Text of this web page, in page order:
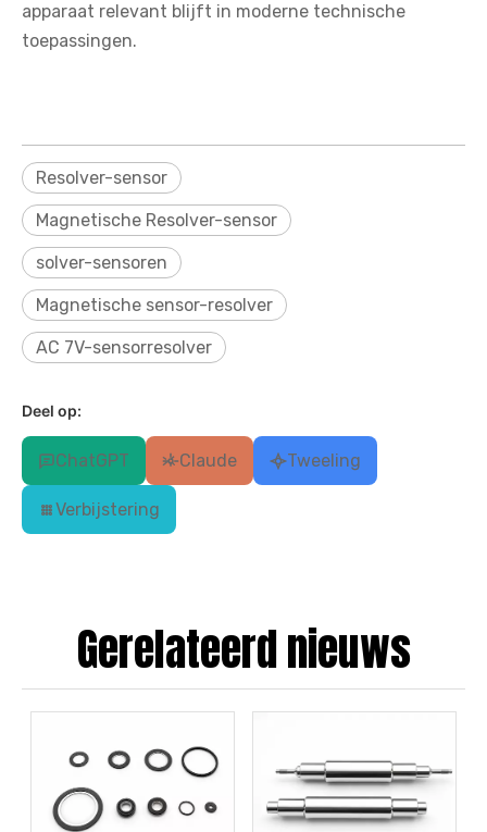
apparaat relevant blijft in moderne technische
toepassingen.
Resolver-sensor
Magnetische Resolver-sensor
solver-sensoren
Magnetische sensor-resolver
AC 7V-sensorresolver
Deel op:
ChatGPT Claude Tweeling
Verbijstering
Gerelateerd nieuws